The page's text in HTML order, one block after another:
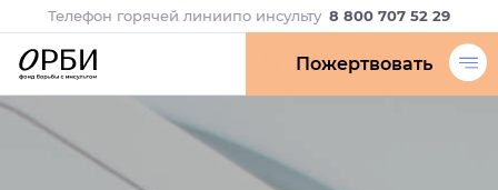
Телефон горячей линиипо инсульту 8 800 707 52 29
Пожертвовать